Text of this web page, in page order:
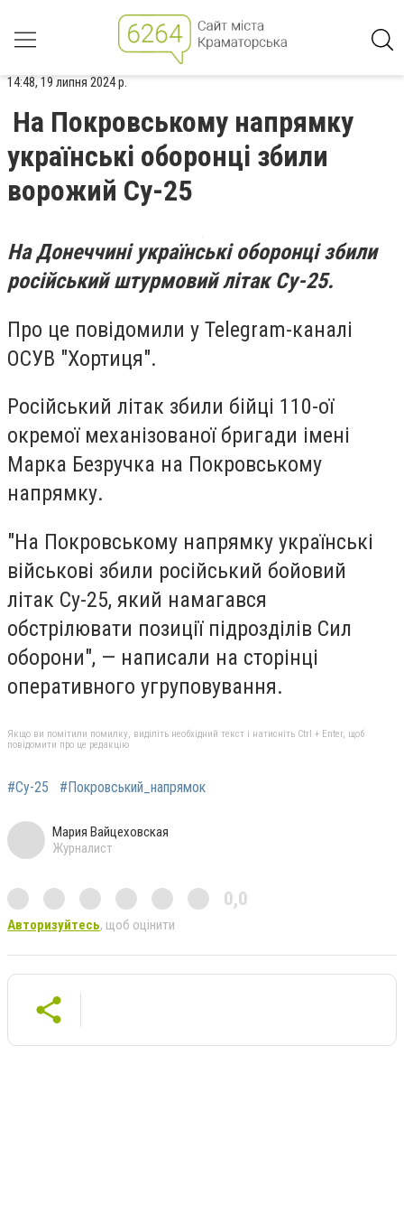
14:48, 19 липня 2024 р.
На Покровському напрямку
українські оборонці збили
ворожий Су-25
На Донеччині українські оборонці збили
російський штурмовий літак Су-25.
Про це повідомили у Telegram-каналі
ОСУВ "Хортиця".
Російський літак збили бійці 110-ої
окремої механізованої бригади імені
Марка Безручка на Покровському
напрямку.
"На Покровському напрямку українські
військові збили російський бойовий
літак Су-25, який намагався
обстрілювати позиції підрозділів Сил
оборони", — написали на сторінці
оперативного угруповування.
Якщо ви помітили помилку, виділіть необхідний текст і натисніть Ctrl + Enter, щоб
повідомити про це редакцію
#Су-25 #Покровський_напрямок
Мария Вайцеховская
Журналист
0,0
Авторизуйтесь, щоб оцінити